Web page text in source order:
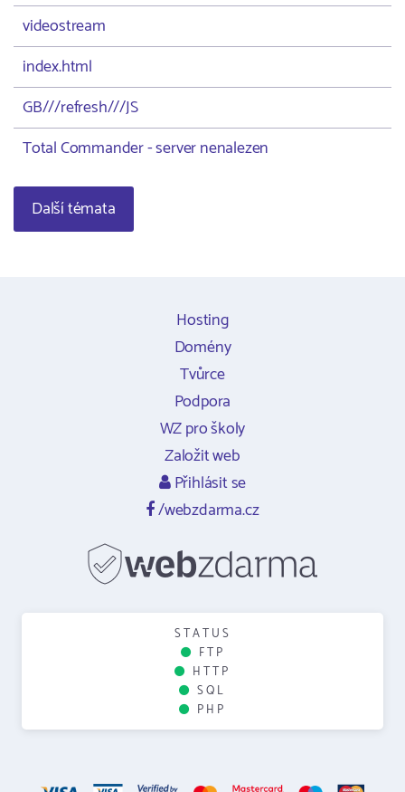
videostream
index.html
GB///refresh///JS
Total Commander - server nenalezen
Další témata
Hosting
Domény
Tvůrce
Podpora
WZ pro školy
Založit web
Přihlásit se
/webzdarma.cz
STATUS
FTP
HTTP
SQL
PHP